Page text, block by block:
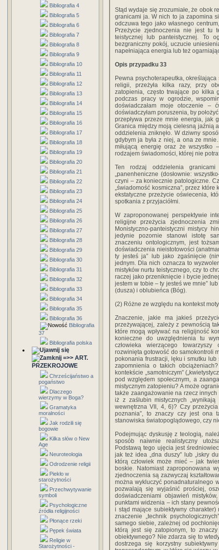
Bibliografia 4
Bibliografia 5
Bibliografia 6
Bibliografia 7
Bibliografia 8
Bibliografia 9
Bibliografia 10
Bibliografia 11
Bibliografia 12
Bibliografia 13
Bibliografia 14
Bibliografia 15
Bibliografia 16
Bibliografia 17
Bibliografia 18
Bibliografia 19
Bibliografia 20
Bibliografia 21
Bibliografia 22
Bibliografia 23
Bibliografia 24
Bibliografia 25
Bibliografia 26
Bibliografia 27
Bibliografia 28
Bibliografia 29
Bibliografia 30
Bibliografia 31
Bibliografia 32
Bibliografia 33
Bibliografia 34
Bibliografia 35
Bibliografia 36
Bibliografia
37
Bibliografia polska
=>> ART.
PRZEKROJOWE
Chrześcijaństwo a
pogaństwo
Dlaczego
wierzymy w Boga?
Gramatyka
moralności
Jak rodzili się
bogowie
Kilka słów o New
Age
Neuroteologia
Odrodzenie religii
Piekło w
starożytności
Przechwytywanie
symboli
Psychologiczne
źródła religijności
Płonące rzeki
Pępek świata
Religie w
Starożytności -
Stąd wydaje się zrozumiałe, że obok
granicami ja. W nich to ja zapomina
odczuwa tego jako własnego
Przeżycie zjednoczenia nie jest tu
teistycznej lub panteistycznej. To
bezgraniczny pokój, uczucie
napełniająca energia lub też
Opis przypadku 33
Pewna psychoterapeutka,
religii, przeżyła kilka razy, przy
zatopienia, często trwające po kilka
podczas pracy w ogrodzie,
doświadczałam moje otoczenie –
doświadczyłam poruszenia, by
przepływa przeze mnie energia, jak
Granica między moją cielesną jaźnią
oddzielenia zniknęło. W dziwny
gdybym ja była z niej, a ona ze
miłującą energię oraz że wszystko
rodzajem świadomości, której nie
Ten rodzaj oddzielenia
„panenheniczne (dosłownie:
czyni – za koniecznie patologiczne.
„świadomość kosmiczna”, przez
ekstatyczne przeżycie oświecenia,
spotkania z przyjaciółmi.
W zaproponowanej perspektywie
religijne przeżycia zjednoczenia
Monistyczno-panteistyczni mistycy
jedynie pozornie stanowi istotę
znaczeniu ontologicznym, jest
doświadczenia nieistotowości
ty jesteś ja” lub jako zgaśnięcie
jednym. Dla nich oznacza to
mistyków nurtu teistycznego, czy to
raczej jako przeniknięcie i bycie
jestem w tobie – ty jesteś we mnie”
(dusza) i oblubieńca (Bóg).
(2) Różne ze względu na kontekst
Znaczenie, jakie ma jakieś
przeżywającej, zależy z pewnością
które mogą wpływać na religijność
konieczne do uwzględnienia tu
człowieka wierzącego
rozwinięta gotowość do samokontroli
pokonania frustracji, lęku i smutku
zapomnienia o takich
kontekście „samotniczym”
pod względem społecznym, a
mistycznym zatopieniu? A może
także zaangażowanie na rzecz
iż z zaślubin mistycznych „wynikają
wewnętrzna VII, 4, 6)? Czy
poznania”, to znaczy czy jest ona
stanowiska światopoglądowego, czy
Podejmując dyskusję z teologią,
sposób naiwnie realistyczny
Podstawą tego ujęcia jest
jak też idea „dna duszy” lub „iskry
którą człowiek może mieć – jak
boskie. Natomiast zaproponowana
zjednoczenia są zazwyczaj
można wykluczyć ponadnaturalnego
pozwalają się wyjaśnić prościej,
doświadczeniami objawień
punktami widzenia – ich stany
i stąd mające subiektywny
znaczenie „technik
samego siebie, zależnej od
którą jest się zatopionym, to
obiektywnego? Nie zdarza się to
dostrzega się korzystny